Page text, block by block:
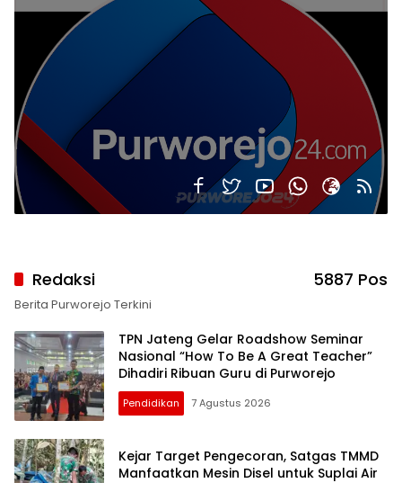
Redaksi 5887 Pos
Berita Purworejo Terkini
TPN Jateng Gelar Roadshow Seminar
Nasional “How To Be A Great Teacher”
Dihadiri Ribuan Guru di Purworejo
Pendidikan 7 Agustus 2026
Kejar Target Pengecoran, Satgas TMMD
Manfaatkan Mesin Disel untuk Suplai Air